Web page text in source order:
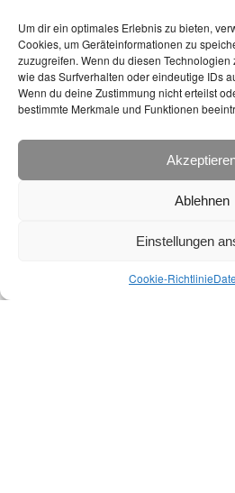
Um dir ein optimales Erlebnis zu bieten,
Cookies, um Geräteinformationen zu
zuzugreifen. Wenn du diesen Technologien
wie das Surfverhalten oder eindeutige IDs
Wenn du deine Zustimmung nicht erteilst
bestimmte Merkmale und Funktionen
Ablehnen
Einstellungen
Cookie-Richtlinie
5. Jahrgang
2001